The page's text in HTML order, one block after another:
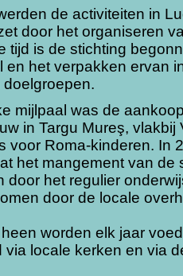
de activiteiten in
door het organiseren
tijd is de stichting
en het verpakken ervan
mijlpaal was de
in Targu Mureş, vlakbij
voor Roma-kinderen. In
het mangement van de
door het regulier
door de locale
worden elk jaar
via locale kerken en via